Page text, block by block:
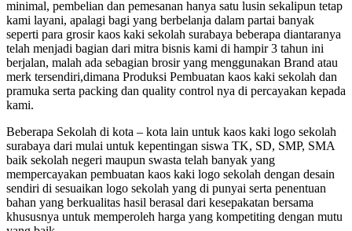
minimal, pembelian dan pemesanan hanya satu lusin sekalipun tetap
kami layani, apalagi bagi yang berbelanja dalam partai banyak
seperti para grosir kaos kaki sekolah surabaya beberapa diantaranya
telah menjadi bagian dari mitra bisnis kami di hampir 3 tahun ini
berjalan, malah ada sebagian brosir yang menggunakan Brand atau
merk tersendiri,dimana Produksi Pembuatan kaos kaki sekolah dan
pramuka serta packing dan quality control nya di percayakan kepada
kami.
Beberapa Sekolah di kota – kota lain untuk kaos kaki logo sekolah
surabaya dari mulai untuk kepentingan siswa TK, SD, SMP, SMA
baik sekolah negeri maupun swasta telah banyak yang
mempercayakan pembuatan kaos kaki logo sekolah dengan desain
sendiri di sesuaikan logo sekolah yang di punyai serta penentuan
bahan yang berkualitas hasil berasal dari kesepakatan bersama
khususnya untuk memperoleh harga yang kompetiting dengan mutu